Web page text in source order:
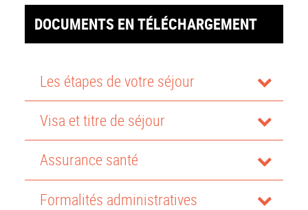
DOCUMENTS EN TÉLÉCHARGEMENT
Les étapes de votre séjour
Visa et titre de séjour
Assurance santé
Formalités administratives